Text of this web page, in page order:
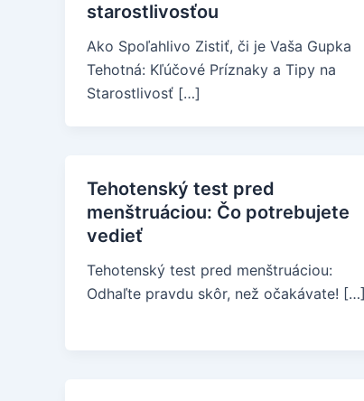
starostlivosťou
Ako Spoľahlivo Zistiť, či je Vaša Gupka
Tehotná: Kľúčové Príznaky a Tipy na
Starostlivosť […]
Tehotenský test pred
menštruáciou: Čo potrebujete
vedieť
Tehotenský test pred menštruáciou:
Odhaľte pravdu skôr, než očakávate! […]